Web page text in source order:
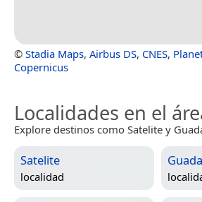
© Stadia Maps, Airbus DS, CNES,
Copernicus
Localidades en el
Explore destinos como Satelite y
Satelite
localidad